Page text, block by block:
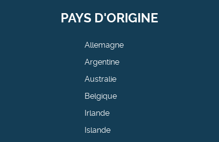
PAYS D'ORIGINE
Allemagne
Argentine
Australie
Belgique
Irlande
Islande